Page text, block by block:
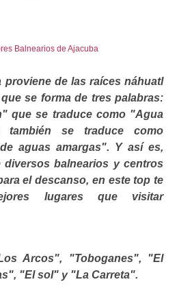
proviene de las raíces náhuatl
se forma de tres palabras:
que se traduce como "Agua
se traduce como
aguas amargas". Y así es,
balnearios y centros
el descanso, en este top te
lugares que visitar
Arcos", "Toboganes", "El
", "El sol" y "La Carreta".